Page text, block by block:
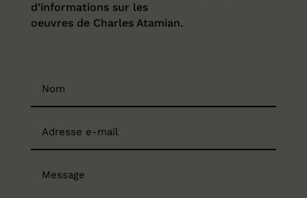
d’informations sur les
oeuvres de Charles Atamian.